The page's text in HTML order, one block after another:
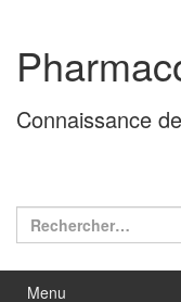
contenu
menu
principal
Connaissance
Rechercher :
Menu